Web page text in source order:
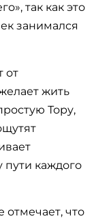
так как это
занимался
от
жить
Тору,
каждого
отмечает, что